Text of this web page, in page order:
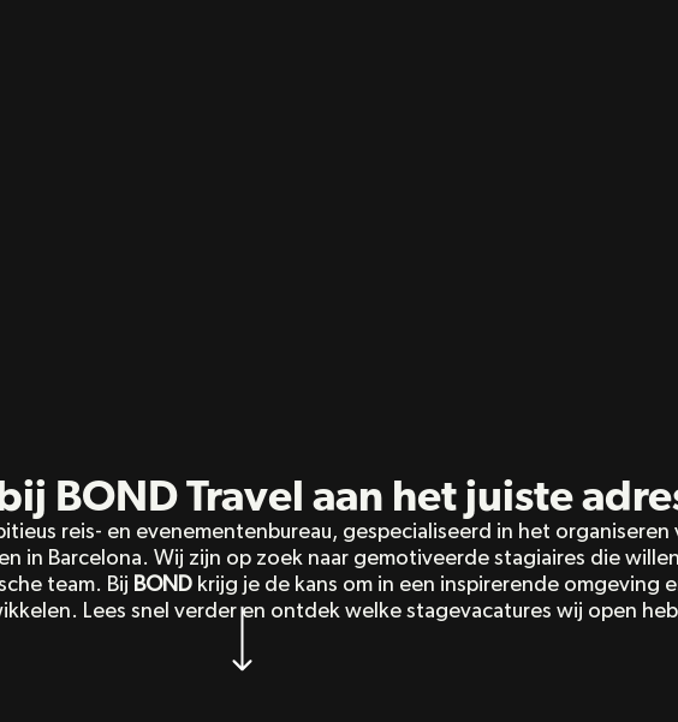
in Barcelona willen
BOND Travel aan het juiste
reis- en evenementenbureau, gespecialiseerd in het organiseren
in Barcelona. Wij zijn op zoek naar gemotiveerde stagiaires die
team. Bij BOND krijg je de kans om in een inspirerende omgeving
Lees snel verder en ontdek welke stagevacatures wij open